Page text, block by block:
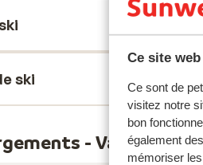
Ce site
Ce sont de
visitez notre
bon
également
mémoriser
ski
- Val d'Isère-